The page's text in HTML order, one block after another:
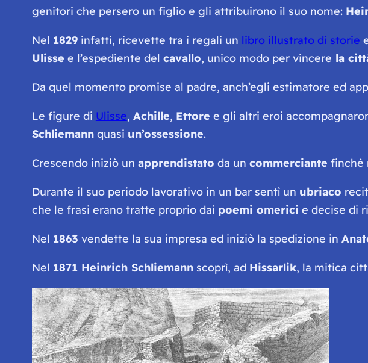
genitori che persero un figlio e gli attribuirono il suo nome:
Nel 1829infatti, ricevette tra i regali un libro illustrato di storie
Ulisse e l’espediente del cavallo, unico modo per vincere la
Da quel momento promise al padre, anch’egli estimatore ed
Le figure di Ulisse, Achille, Ettore e gli altri eroi
Schliemannquasi un’ossessione.
Crescendo iniziò un apprendistato da un commerciante finché
Durante il suo periodo lavorativo in un bar sentì un ubriaco
che le frasi erano tratte proprio dai poemi omerici e decise di
Nel 1863 vendette la sua impresa ed iniziò la spedizione in
Nel 1871 Heinrich Schliemannscoprì, ad Hissarlik, la mitica